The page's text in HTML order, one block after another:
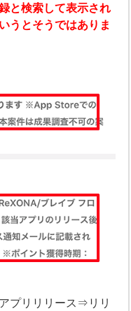
と検索して表示され
うとそうではありま
プリリリース⇒リリ